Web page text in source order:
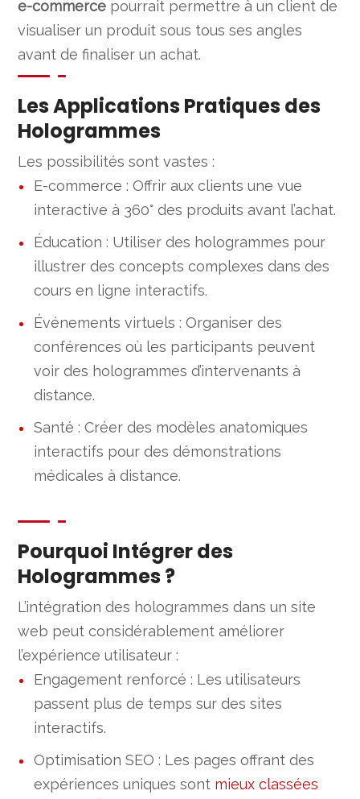
e-commerce pourrait permettre à un client de
visualiser un produit sous tous ses angles
avant de finaliser un achat.
Les Applications Pratiques des
Hologrammes
Les possibilités sont vastes :
E-commerce : Offrir aux clients une vue
interactive à 360° des produits avant l’achat.
Éducation : Utiliser des hologrammes pour
illustrer des concepts complexes dans des
cours en ligne interactifs.
Événements virtuels : Organiser des
conférences où les participants peuvent
voir des hologrammes d’intervenants à
distance.
Santé : Créer des modèles anatomiques
interactifs pour des démonstrations
médicales à distance.
Pourquoi Intégrer des
Hologrammes ?
L’intégration des hologrammes dans un site
web peut considérablement améliorer
l’expérience utilisateur :
Engagement renforcé : Les utilisateurs
passent plus de temps sur des sites
interactifs.
Optimisation SEO : Les pages offrant des
expériences uniques sont mieux classées